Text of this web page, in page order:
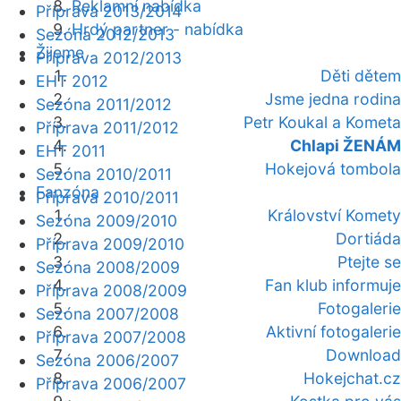
Reklamní nabídka
Hrdý partner - nabídka
Žijeme
Děti dětem
Jsme jedna rodina
Petr Koukal a Kometa
Chlapi ŽENÁM
Hokejová tombola
Fanzóna
Království Komety
Dortiáda
Ptejte se
Fan klub informuje
Fotogalerie
Aktivní fotogalerie
Download
Hokejchat.cz
Příprava 2013/2014
Sezóna 2012/2013
Příprava 2012/2013
EHT 2012
Sezóna 2011/2012
Příprava 2011/2012
EHT 2011
Sezóna 2010/2011
Příprava 2010/2011
Sezóna 2009/2010
Příprava 2009/2010
Sezóna 2008/2009
Příprava 2008/2009
Sezóna 2007/2008
Příprava 2007/2008
Sezóna 2006/2007
Příprava 2006/2007